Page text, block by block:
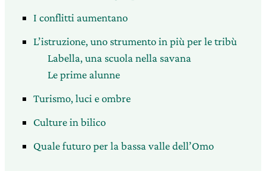
I conflitti aumentano
L’istruzione, uno strumento in più per le tribù
Labella, una scuola nella savana
Le prime alunne
Turismo, luci e ombre
Culture in bilico
Quale futuro per la bassa valle dell’Omo